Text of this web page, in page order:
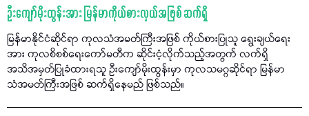
ဦးကျော်မိုးထွန်းအား မြန်မာကိုယ်စားလှယ်အဖြစ် ဆက်ရှိ
မြန်မာနိုင်ငံဆိုင်ရာ ကုလသံအမတ်ကြီးအဖြစ် ကိုယ်စားပြုသူ ရွေးချယ်ရေး
အား ကုလစိစစ်ရေးကော်မတီက ဆိုင်းငံ့လိုက်သည့်အတွက် လက်ရှိ
အသိအမှတ်ပြုခံထားရသူ ဦးကျော်မိုးထွန်းမှာ ကုလသမဂ္ဂဆိုင်ရာ မြန်မာ
သံအမတ်ကြီးအဖြစ် ဆက်ရှိနေမည် ဖြစ်သည်။